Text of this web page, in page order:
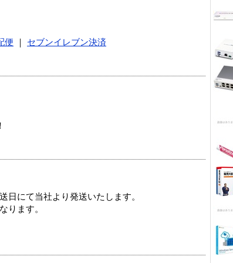
便
セブンイレブン決済
日にて当社より発送いたします。
ります。